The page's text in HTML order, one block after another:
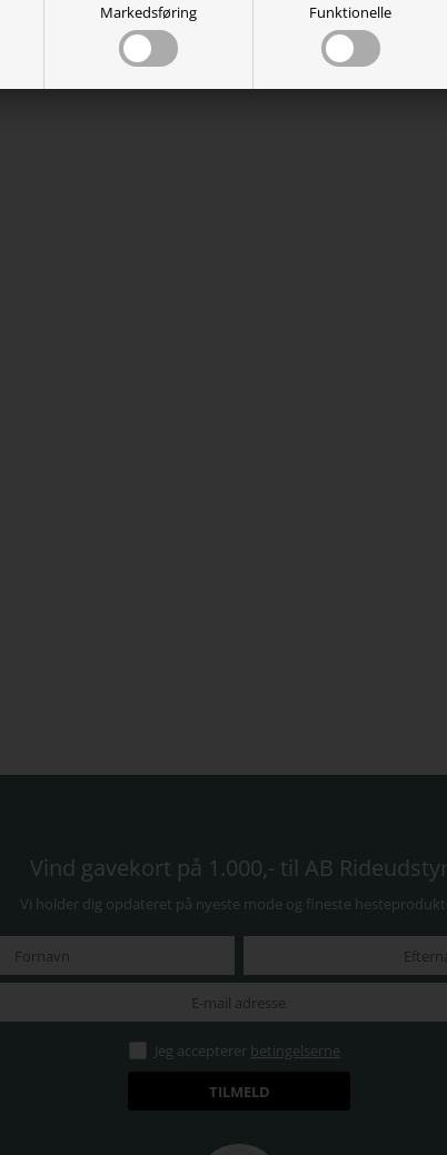
Markedsføring Funktionelle
Vind gavekort på 1.000,- til AB
Vi holder dig opdateret på nyeste mode og fineste
Jeg accepterer betingelserne